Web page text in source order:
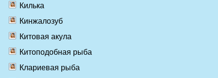
Килька
Кинжалозуб
Китовая акула
Китоподобная рыба
Клариевая рыба